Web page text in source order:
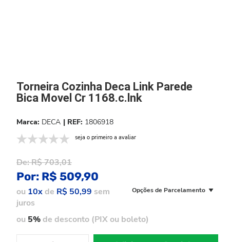
Torneira Cozinha Deca Link Parede
Bica Movel Cr 1168.c.lnk
DECA 1806918
seja o primeiro a avaliar
De:R$ 703,01
Por: R$ 509,90
ou 10xde R$ 50,99 sem
juros
Opções de Parcelamento
ou 5%de desconto (PIX ou boleto)